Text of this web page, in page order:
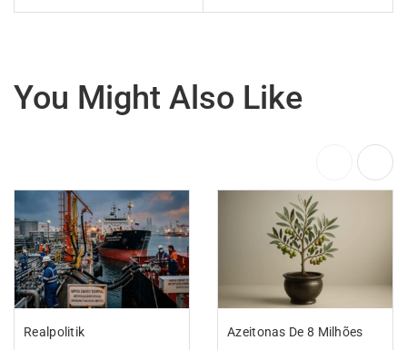
You Might Also Like
Realpolitik Azeitonas De 8 Milhões